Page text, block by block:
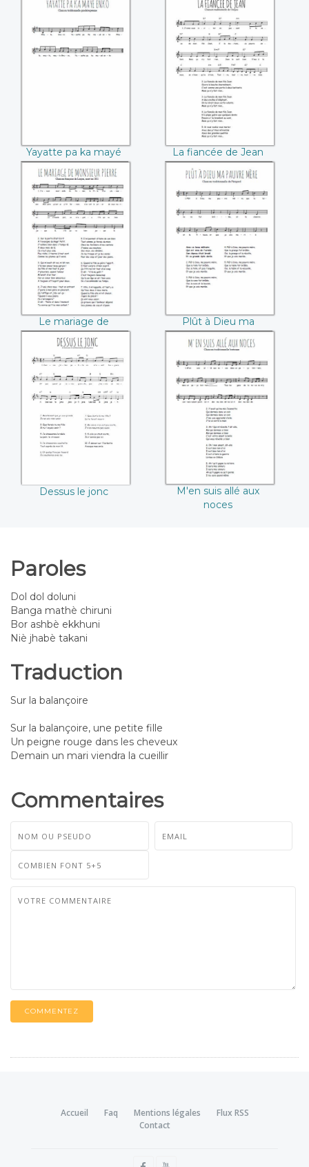
enko
Yayatte pa ka mayé
enko
La fiancée de Jean
La fiancée de Jean
Le mariage de
Monsieur Pierre
Le mariage de
Monsieur Pierre
Plût à Dieu ma
pauvre mère
Plût à Dieu ma
pauvre mère
Dessus le jonc
Dessus le jonc
M'en suis allé aux
noces
M'en suis allé aux
noces
Paroles
Dol dol doluni
Banga mathè chiruni
Bor ashbè ekkhuni
Niè jhabè takani
Traduction
Sur la balançoire
Sur la balançoire, une petite fille
Un peigne rouge dans les cheveux
Demain un mari viendra la cueillir
Commentaires
COMMENTEZ
Accueil Faq Mentions légales
Flux RSS
Contact